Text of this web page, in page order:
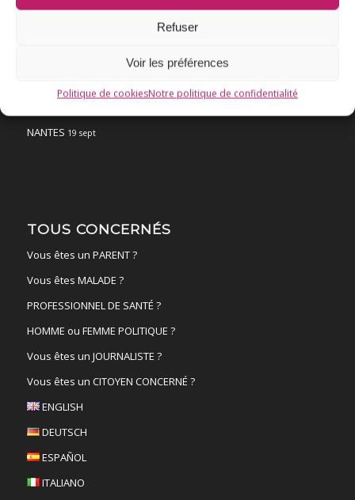
Refuser
Voir les préférences
Politique de cookiesNotre politique de confidentialité
NANTES 19 sept
TOUS CONCERNÉS
Vous êtes un PARENT ?
Vous êtes MALADE ?
PROFESSIONNEL DE SANTÉ ?
HOMME ou FEMME POLITIQUE ?
Vous êtes un JOURNALISTE ?
Vous êtes un CITOYEN CONCERNÉ ?
ENGLISH
DEUTSCH
ESPAÑOL
ITALIANO